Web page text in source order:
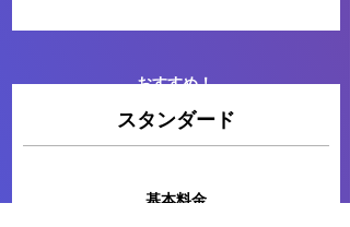
​スタンダード
​基本料金​
​おすすめ！